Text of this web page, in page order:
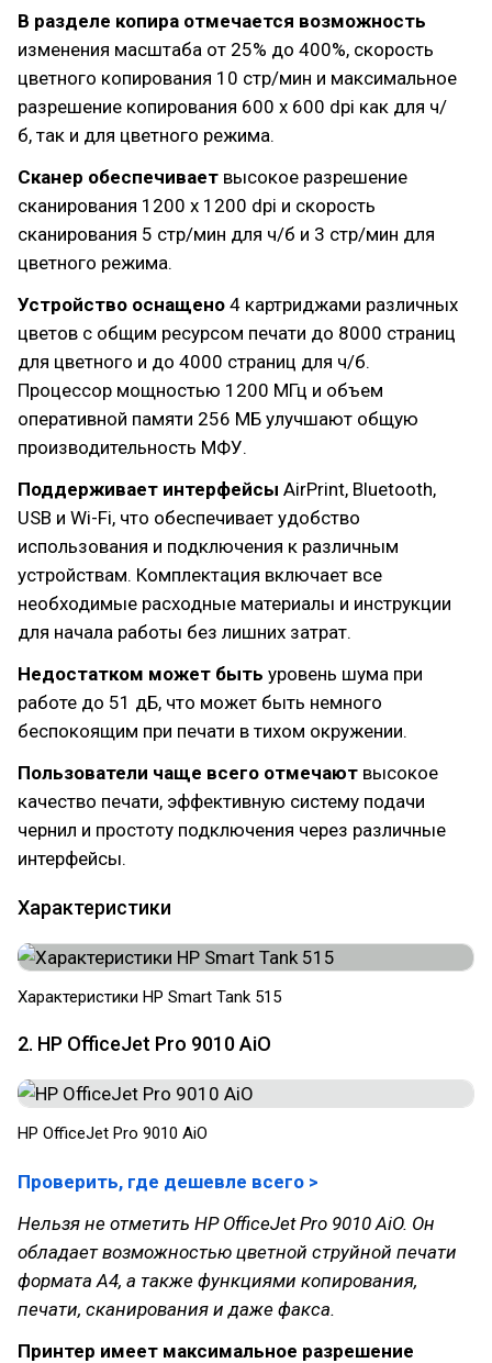
В разделе копира отмечается возможность
изменения масштаба от 25% до 400%, скорость
цветного копирования 10 стр/мин и максимальное
разрешение копирования 600 x 600 dpi как для ч/
б, так и для цветного режима.
Сканер обеспечивает высокое разрешение
сканирования 1200 x 1200 dpi и скорость
сканирования 5 стр/мин для ч/б и 3 стр/мин для
цветного режима.
Устройство оснащено 4 картриджами различных
цветов с общим ресурсом печати до 8000 страниц
для цветного и до 4000 страниц для ч/б.
Процессор мощностью 1200 МГц и объем
оперативной памяти 256 МБ улучшают общую
производительность МФУ.
Поддерживает интерфейсы AirPrint, Bluetooth,
USB и Wi-Fi, что обеспечивает удобство
использования и подключения к различным
устройствам. Комплектация включает все
необходимые расходные материалы и инструкции
для начала работы без лишних затрат.
Недостатком может быть уровень шума при
работе до 51 дБ, что может быть немного
беспокоящим при печати в тихом окружении.
Пользователи чаще всего отмечают высокое
качество печати, эффективную систему подачи
чернил и простоту подключения через различные
интерфейсы.
Характеристики
Характеристики HP Smart Tank 515
2. HP OfficeJet Pro 9010 AiO
HP OfficeJet Pro 9010 AiO
Проверить, где дешевле всего >
Нельзя не отметить HP OfficeJet Pro 9010 AiO. Он
обладает возможностью цветной струйной печати
формата A4, а также функциями копирования,
печати, сканирования и даже факса.
Принтер имеет максимальное разрешение